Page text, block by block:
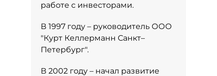
работе с инвесторами.
В 1997 году – руководитель ООО
"Курт Келлерманн Санкт–
Петербург".
В 2002 году – начал развитие